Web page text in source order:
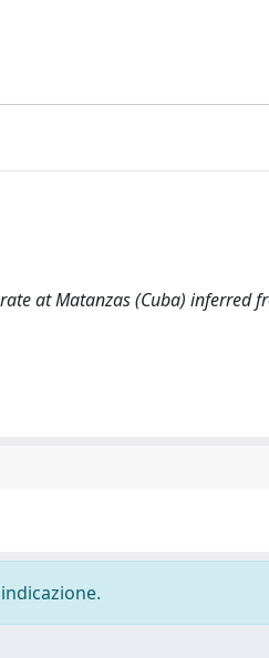
rate at Matanzas (Cuba) inferred